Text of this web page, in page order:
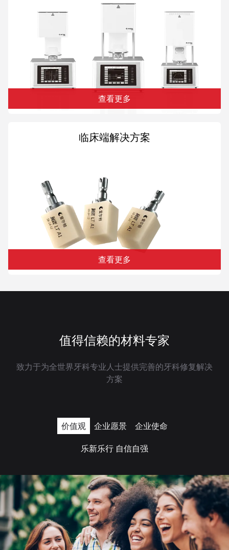
查看更多
临床端解决方案
查看更多
值得信赖的材料专家
致力于为全世界牙科专业人士提供完善的牙科修复解决
方案
价值观 企业愿景
企业使命
乐新乐行 自信自强